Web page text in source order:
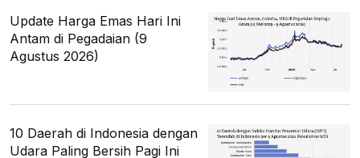
Update Harga Emas Hari Ini
Antam di Pegadaian (9
Agustus 2026)
10 Daerah di Indonesia dengan
Udara Paling Bersih Pagi Ini